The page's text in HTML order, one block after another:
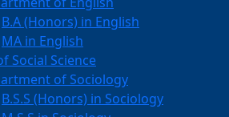
B.A (Honors) in English
MA in English
Social Science
of Sociology
B.S.S (Honors) in Sociology